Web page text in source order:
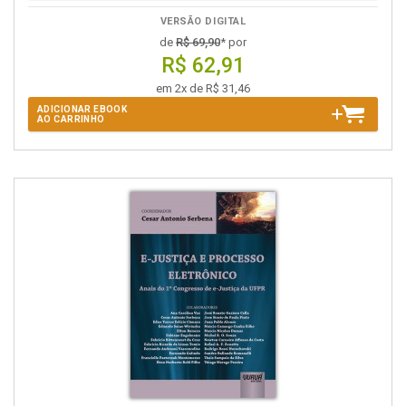
VERSÃO DIGITAL
de R$ 69,90* por
R$ 62,91
em 2x de R$ 31,46
ADICIONAR EBOOK
AO CARRINHO